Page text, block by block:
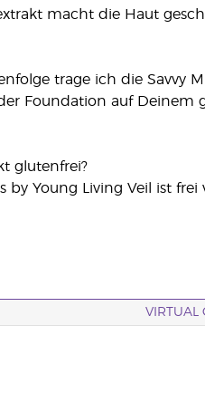
macht die Haut
trage ich die Savvy
Foundation auf Deinem
glutenfrei?
by Young Living Veil ist
VIRTUAL